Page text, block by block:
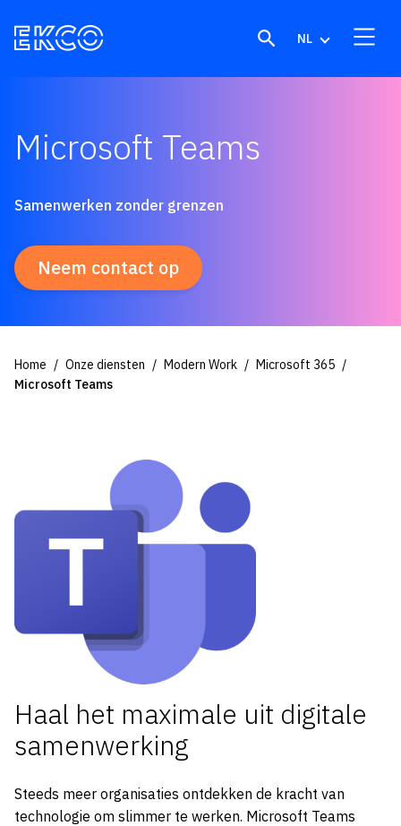
NL
Microsoft Teams
Samenwerken zonder grenzen
Neem contact op
Home Onze diensten Modern Work
Microsoft 365
Microsoft Teams
Haal het maximale uit digitale
samenwerking
Steeds meer organisaties ontdekken de kracht van
technologie om slimmer te werken. Microsoft Teams